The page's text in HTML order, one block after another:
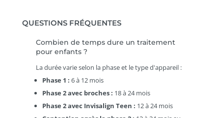
QUESTIONS FRÉQUENTES
Combien de temps dure un traitement
pour enfants ?
La durée varie selon la phase et le type d'appareil :
Phase 1 : 6 à 12 mois
Phase 2 avec broches : 18 à 24 mois
Phase 2 avec Invisalign Teen : 12 à 24 mois